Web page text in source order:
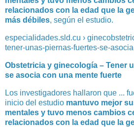
relacionados con la edad que la
más débiles, según el estudio.
especialidades.sld.cu ›
tener-unas-piernas-fuertes-se-
Obstetricia y ginecología – Tener
se asocia con una mente fuerte
Los investigadores hallaron que ...
inicio del estudio mantuvo mejor
mentales y tuvo menos cambios
relacionados con la edad que la